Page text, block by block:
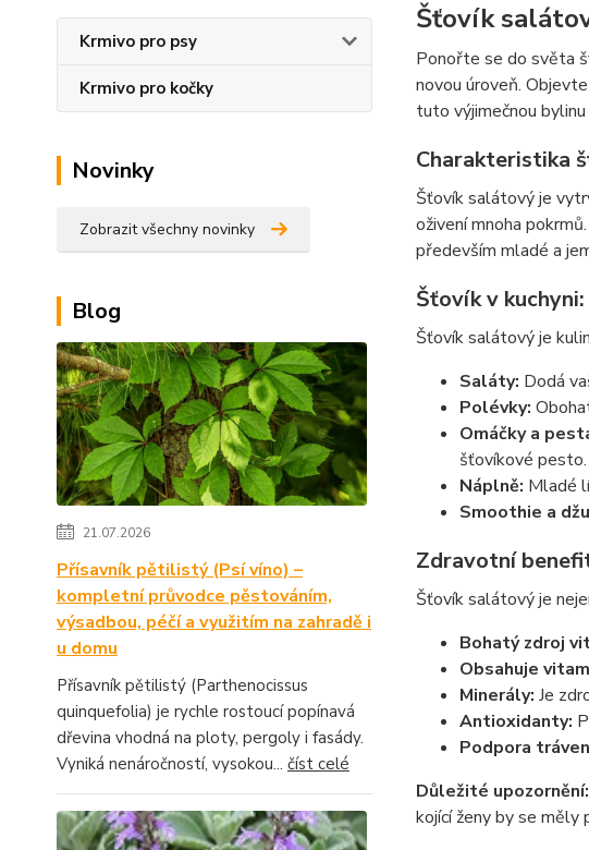
Krmivo pro psy
Krmivo pro kočky
Novinky
Zobrazit všechny novinky
Blog
21.07.2026
Přísavník pětilistý (Psí víno) –
kompletní průvodce pěstováním,
výsadbou, péčí a využitím na zahradě i
u domu
Přísavník pětilistý (Parthenocissus
quinquefolia) je rychle rostoucí popínavá
dřevina vhodná na ploty, pergoly i fasády.
Vyniká nenáročností, vysokou... číst celé
Šťovík
Ponořte se do světa
novou úroveň.
tuto výjimečnou
Charakteristika
Šťovík salátový je
oživení mnoha
především mladé a
Šťovík v
Šťovík salátový je
Saláty: Dodá
Polévky:
Omáčky a
šťovíkové pesto.
Náplně: Mladé
Smoothie a
Zdravotní
Šťovík salátový je
Bohatý zdroj
Obsahuje
Minerály: Je
Antioxidanty:
Podpora
Důležité upozornění:
kojící ženy by se měly